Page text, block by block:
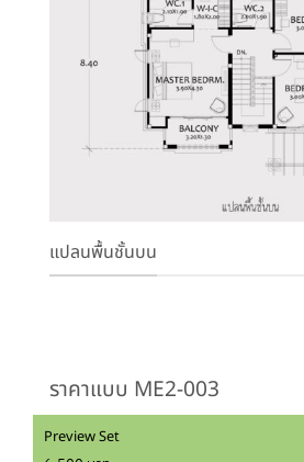
แปลนพื้นชั้นบน
ราคาแบบ ME2-003
Preview Set